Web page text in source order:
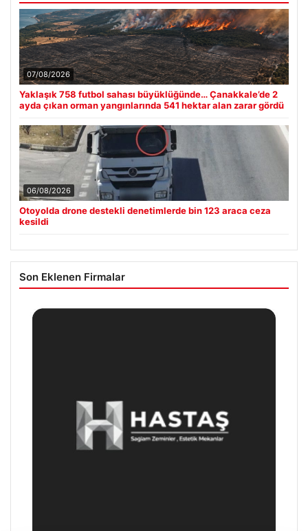
07/08/2026
Yaklaşık 758 futbol sahası büyüklüğünde… Çanakkale’de 2
ayda çıkan orman yangınlarında 541 hektar alan zarar gördü
06/08/2026
Otoyolda drone destekli denetimlerde bin 123 araca ceza
kesildi
Son Eklenen Firmalar